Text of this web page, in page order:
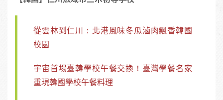
從雲林到仁川：北港風味冬瓜滷肉飄香韓國
校園
宇宙首場臺韓學校午餐交換！臺灣學餐名家
重現韓國學校午餐料理